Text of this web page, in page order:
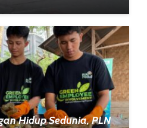
Hidup Sedunia, PLN